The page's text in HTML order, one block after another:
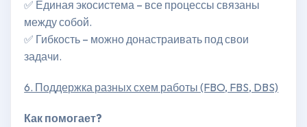
✅ Единая экосистема – все процессы связаны
между собой.
✅ Гибкость – можно донастраивать под свои
задачи.
6. Поддержка разных схем работы (FBO, FBS, DBS)
Как помогает?